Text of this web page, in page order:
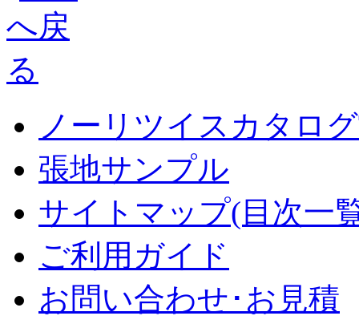
ノーリツイスカタロ
張地サンプル
サイトマップ(目次一
ご利用ガイド
お問い合わせ･お見積